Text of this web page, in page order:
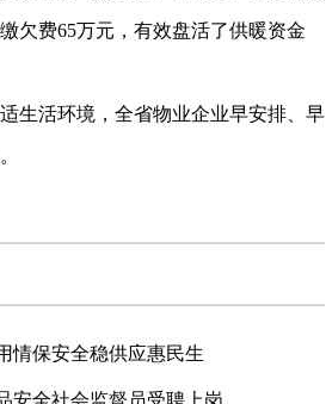
欠费65万元，有效盘活了供暖资金
活环境，全省物业企业早安排、早
情保安全稳供应惠民生
安全社会监督员受聘上岗